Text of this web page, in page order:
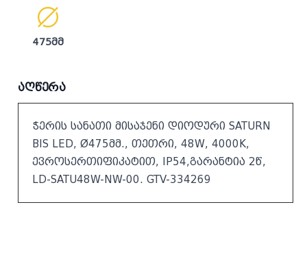
475მმ
აღწერა
ჭერის სანათი მისაჯენი დიოდური SATURN
BIS LED, Ø475მმ., თეთრი, 48W, 4000K,
ევროსერთიფიკატით, IP54,გარანტია 2წ,
LD-SATU48W-NW-00. GTV-334269